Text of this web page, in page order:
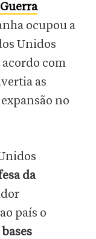
ocupou a
Unidos
com
as
no
da
país o